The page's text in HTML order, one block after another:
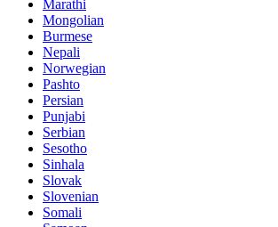
Marathi
Mongolian
Burmese
Nepali
Norwegian
Pashto
Persian
Punjabi
Serbian
Sesotho
Sinhala
Slovak
Slovenian
Somali